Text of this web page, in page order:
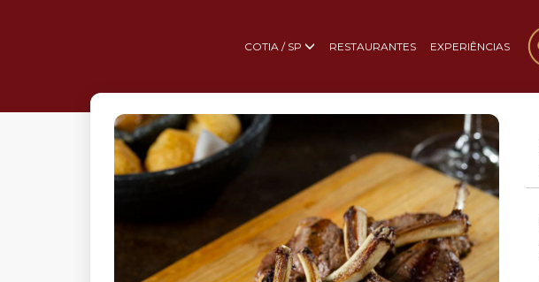
COTIA / SP RESTAURANTES EXPERIÊNCIAS